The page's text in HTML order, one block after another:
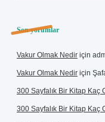
Son yorumlar
Vakur Olmak Nedir için
Vakur Olmak Nedir için
300 Sayfalık Bir Kitap Kaç
300 Sayfalık Bir Kitap Kaç